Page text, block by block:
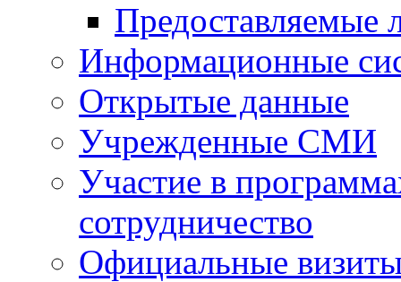
Предоставляемые
Информационные
Открытые данные
Учрежденные СМИ
Участие в
сотрудничество
Официальные